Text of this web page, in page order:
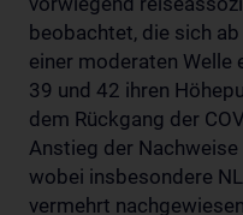
beobachtet, die sich
einer moderaten Welle
39 und 42 ihren
dem Rückgang der
Anstieg der
wobei insbesondere
vermehrt